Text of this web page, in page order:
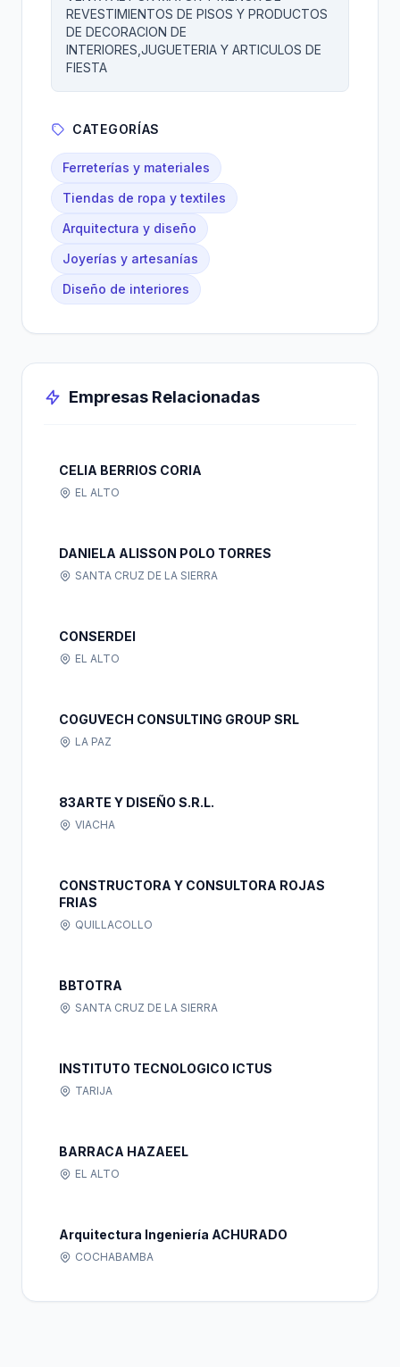
REVESTIMIENTOS DE PISOS Y PRODUCTOS
DE DECORACION DE
INTERIORES,JUGUETERIA Y ARTICULOS DE
FIESTA
CATEGORÍAS
Ferreterías y materiales
Tiendas de ropa y textiles
Arquitectura y diseño
Joyerías y artesanías
Diseño de interiores
Empresas Relacionadas
CELIA BERRIOS CORIA
EL ALTO
DANIELA ALISSON POLO TORRES
SANTA CRUZ DE LA SIERRA
CONSERDEI
EL ALTO
COGUVECH CONSULTING GROUP SRL
LA PAZ
83ARTE Y DISEÑO S.R.L.
VIACHA
CONSTRUCTORA Y CONSULTORA ROJAS
FRIAS
QUILLACOLLO
BBTOTRA
SANTA CRUZ DE LA SIERRA
INSTITUTO TECNOLOGICO ICTUS
TARIJA
BARRACA HAZAEEL
EL ALTO
Arquitectura Ingeniería ACHURADO
COCHABAMBA